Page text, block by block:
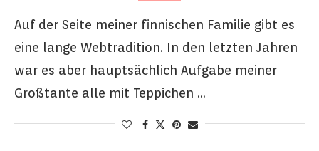
Auf der Seite meiner finnischen Familie gibt es
eine lange Webtradition. In den letzten Jahren
war es aber hauptsächlich Aufgabe meiner
Großtante alle mit Teppichen …